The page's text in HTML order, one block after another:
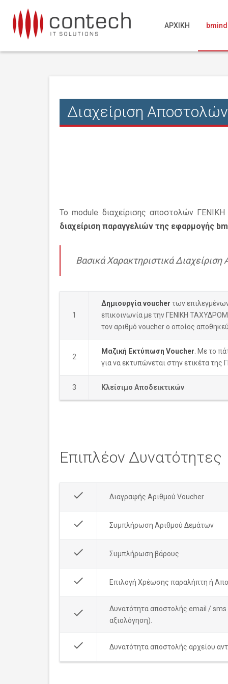
ΑΡΧΙΚΗ
Διαχείριση
Το module διαχείρισης αποστολών
διαχείριση παραγγελιών της εφαρμογής
Βασικά Χαρακτηριστικά
1
Δημιουργία voucher των
επικοινωνία με την ΓΕΝΙΚΗ
τον αριθμό voucher ο οποίος
2
Μαζική Εκτύπωση Voucher . Με το
για να εκτυπώνεται στην ετικέτα
3 Κλείσιμο Αποδεικτικών
Επιπλέον Δυνατότητες
done Διαγραφής Αριθμού Voucher
done Συμπλήρωση Αριθμού Δεμάτων
done Συμπλήρωση βάρους
done Επιλογή Χρέωσης παραλήπτη ή
done
Δυνατότητα αποστολής email / sms
αξιολόγηση).
done Δυνατότητα αποστολής αρχείου